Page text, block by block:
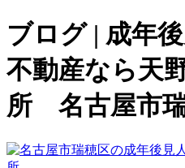
ブログ | 成年
不動産なら天
所 名古屋市